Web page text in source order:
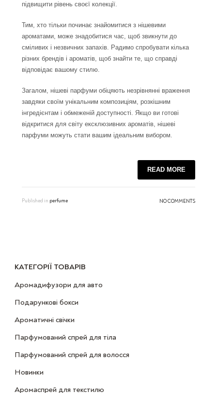
підвищити рівень своєї колекції.
Тим, хто тільки починає знайомитися з нішевими
ароматами, може знадобитися час, щоб звикнути до
сміливих і незвичних запахів. Радимо спробувати кілька
різних брендів і ароматів, щоб знайти те, що справді
відповідає вашому стилю.
Загалом, нішеві парфуми обіцяють незрівнянні враження
завдяки своїм унікальним композиціям, розкішним
інгредієнтам і обмеженій доступності. Якщо ви готові
відкритися для світу ексклюзивних ароматів, нішеві
парфуми можуть стати вашим ідеальним вибором.
READ MORE
Published in perfume NO COMMENTS
КАТЕГОРІЇ ТОВАРІВ
Аромадифузори для авто
Подарункові бокси
Ароматичні свічки
Парфумований спрей для тіла
Парфумований спрей для волосся
Новинки
Аромаспрей для текстилю